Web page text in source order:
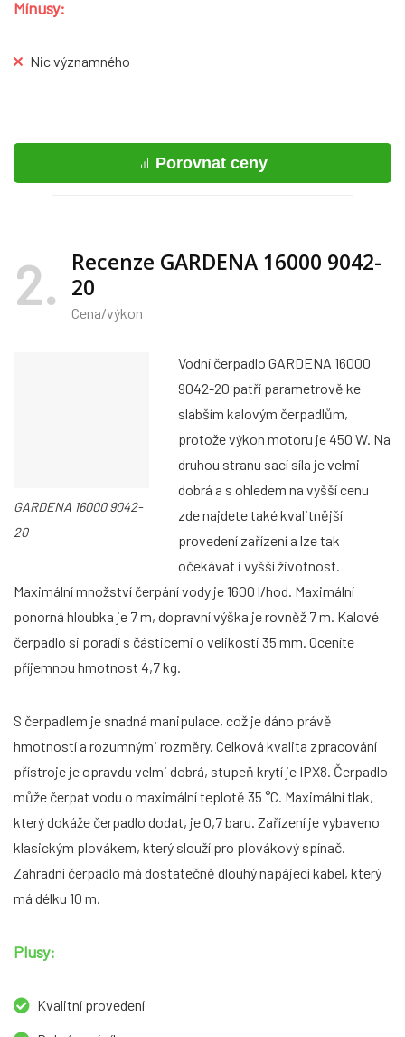
Mínusy:
Nic významného
Porovnat ceny
2
Recenze GARDENA 16000 9042-
20
Cena/výkon
GARDENA 16000 9042-
20
Vodní čerpadlo GARDENA 16000
9042-20 patří parametrově ke
slabším kalovým čerpadlům,
protože výkon motoru je 450 W. Na
druhou stranu sací síla je velmi
dobrá a s ohledem na vyšší cenu
zde najdete také kvalitnější
provedení zařízení a lze tak
očekávat i vyšší životnost.
Maximální množství čerpání vody je 1600 l/hod. Maximální
ponorná hloubka je 7 m, dopravní výška je rovněž 7 m. Kalové
čerpadlo si poradí s částicemi o velikosti 35 mm. Oceníte
příjemnou hmotnost 4,7 kg.
S čerpadlem je snadná manipulace, což je dáno právě
hmotností a rozumnými rozměry. Celková kvalita zpracování
přístroje je opravdu velmi dobrá, stupeň krytí je IPX8. Čerpadlo
může čerpat vodu o maximální teplotě 35 °C. Maximální tlak,
který dokáže čerpadlo dodat, je 0,7 baru. Zařízení je vybaveno
klasickým plovákem, který slouží pro plovákový spínač.
Zahradní čerpadlo má dostatečně dlouhý napájecí kabel, který
má délku 10 m.
Plusy:
Kvalitní provedení